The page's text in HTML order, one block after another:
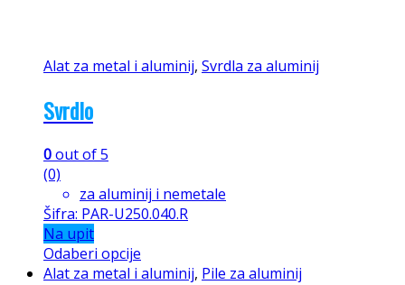
Alat za metal i aluminij, Svrdla za aluminij
Svrdlo
0out of 5
(0)
za aluminij i nemetale
Šifra: PAR-U250.040.R
Na upit
Odaberi opcije
Alat za metal i aluminij, Pile za aluminij